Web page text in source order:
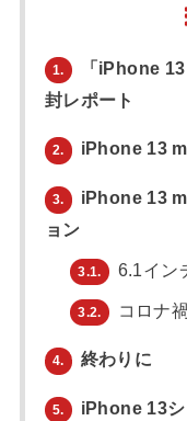
1.
「iPhone
封レポート
2. iPhone 13
3.
iPhone 13
ョン
3.1. 6.1イン
3.2. コロナ
4. 終わりに
5. iPhone 13シ